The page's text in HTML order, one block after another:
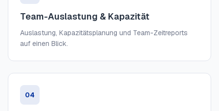
Team-Auslastung & Kapazität
Auslastung, Kapazitätsplanung und Team-Zeitreports
auf einen Blick.
04